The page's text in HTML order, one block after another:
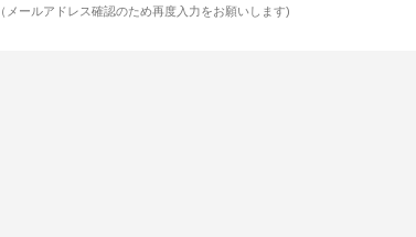
（メールアドレス確認のため再度入力をお願いします)